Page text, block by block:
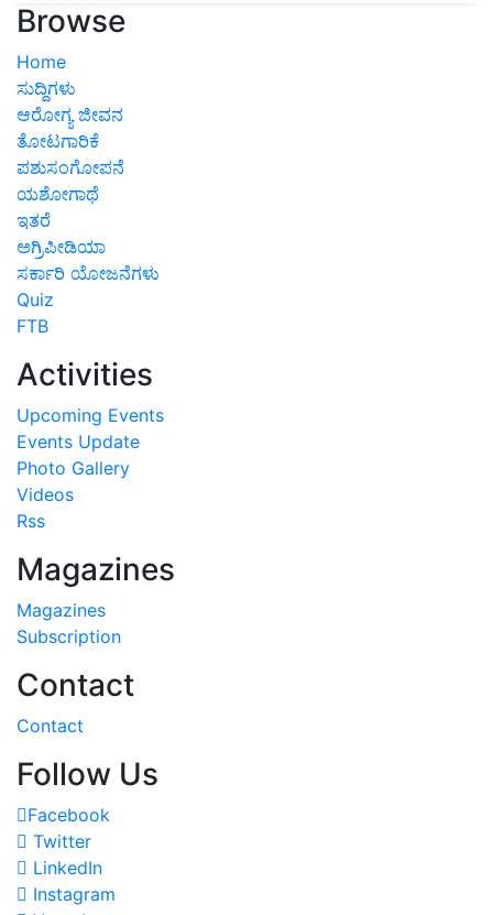
Browse
Home
ಸುದ್ದಿಗಳು
ಆರೋಗ್ಯ ಜೀವನ
ತೋಟಗಾರಿಕೆ
ಪಶುಸಂಗೋಪನೆ
ಯಶೋಗಾಥೆ
ಇತರೆ
ಅಗ್ರಿಪೀಡಿಯಾ
ಸರ್ಕಾರಿ ಯೋಜನೆಗಳು
Quiz
FTB
Activities
Upcoming Events
Events Update
Photo Gallery
Videos
Rss
Magazines
Magazines
Subscription
Contact
Contact
Follow Us
Facebook
Twitter
LinkedIn
Instagram